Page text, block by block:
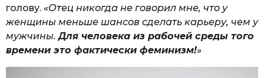
голову. «Отец никогда не говорил мне, что у
женщины меньше шансов сделать карьеру, чем у
мужчины.Для человека из рабочей среды того
времени это фактически феминизм!»